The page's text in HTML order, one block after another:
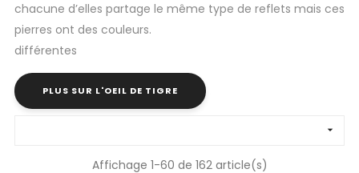
chacune d’elles partage le même type de reflets mais ces
pierres ont des couleurs.
différentes
PLUS SUR L'OEIL DE TIGRE

Affichage 1-60 de 162 article(s)